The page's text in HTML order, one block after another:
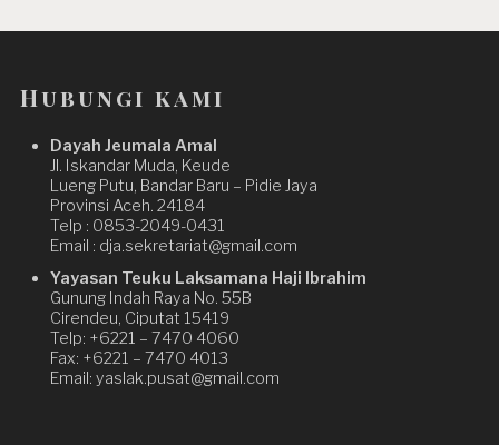
Hubungi kami
Dayah Jeumala Amal
Jl. Iskandar Muda, Keude
Lueng Putu, Bandar Baru – Pidie Jaya
Provinsi Aceh. 24184
Telp : 0853-2049-0431
Email : dja.sekretariat@gmail.com
Yayasan Teuku Laksamana Haji Ibrahim
Gunung Indah Raya No. 55B
Cirendeu, Ciputat 15419
Telp: +6221 – 7470 4060
Fax: +6221 – 7470 4013
Email: yaslak.pusat@gmail.com